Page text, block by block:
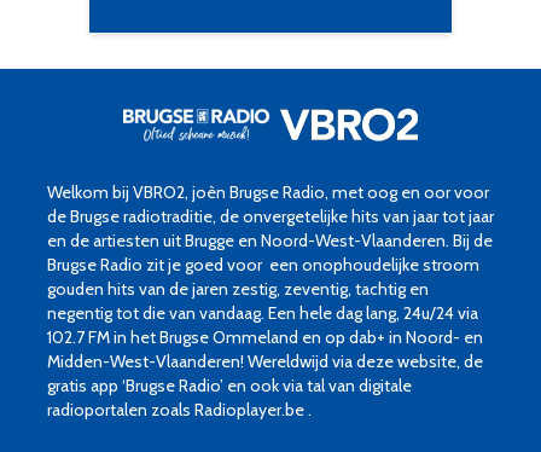
Welkom bij VBRO2, joèn Brugse Radio, met oog en oor voor
de Brugse radiotraditie, de onvergetelijke hits van jaar tot jaar
en de artiesten uit Brugge en Noord-West-Vlaanderen. Bij de
Brugse Radio zit je goed voor een onophoudelijke stroom
gouden hits van de jaren zestig, zeventig, tachtig en
negentig tot die van vandaag. Een hele dag lang, 24u/24 via
102.7 FM in het Brugse Ommeland en op dab+ in Noord- en
Midden-West-Vlaanderen! Wereldwijd via deze website, de
gratis app ‘Brugse Radio’ en ook via tal van digitale
radioportalen zoals Radioplayer.be .